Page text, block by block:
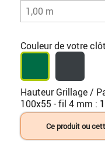
Couleur de votre
Hauteur Grillage /
100x55 - fil 4 mm :
Ce produit ou